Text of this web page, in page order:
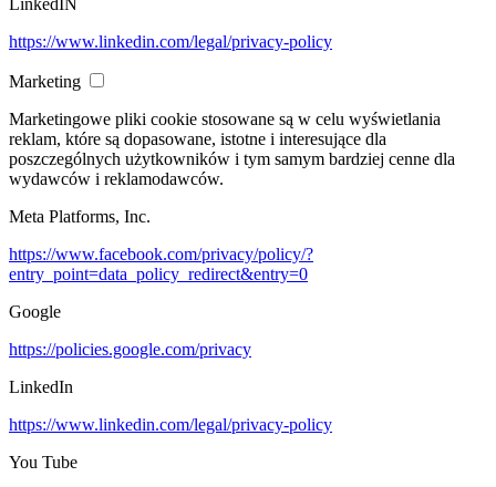
LinkedIN
https://www.linkedin.com/legal/privacy-policy
Marketing
Marketingowe pliki cookie stosowane są w celu wyświetlania
reklam, które są dopasowane, istotne i interesujące dla
poszczególnych użytkowników i tym samym bardziej cenne dla
wydawców i reklamodawców.
Meta Platforms, Inc.
https://www.facebook.com/privacy/policy/?
entry_point=data_policy_redirect&entry=0
Google
https://policies.google.com/privacy
LinkedIn
https://www.linkedin.com/legal/privacy-policy
You Tube